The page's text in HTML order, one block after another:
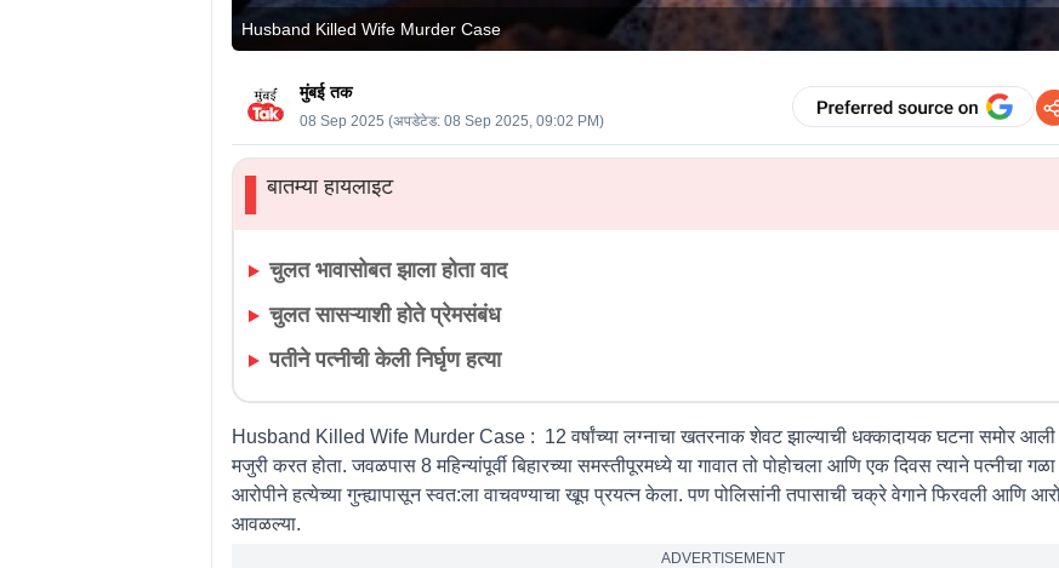
Husband Killed Wife Murder Case
मुंबई तक
08 Sep 2025 (अपडेटेड: 08 Sep 2025, 09:02 PM)
▌बातम्या हायलाइट
चुलत भावासोबत झाला होता वाद
चुलत सासऱ्याशी होते प्रेमसंबंध
पतीने पत्नीची केली निर्घृण हत्या
Husband Killed Wife Murder Case : 12 वर्षांच्या लग्नाचा खतरनाक शेवट झाल्याची धक्कादायक घटना समोर
मजुरी करत होता. जवळपास 8 महिन्यांपूर्वी बिहारच्या समस्तीपूरमध्ये या गावात तो पोहोचला आणि एक दिवस त्याने पत्नीचा
आरोपीने हत्येच्या गुन्ह्यापासून स्वत:ला वाचवण्याचा खूप प्रयत्न केला. पण पोलिसांनी तपासाची चक्रे वेगाने फिरवली आणि
आवळल्या.
ADVERTISEMENT